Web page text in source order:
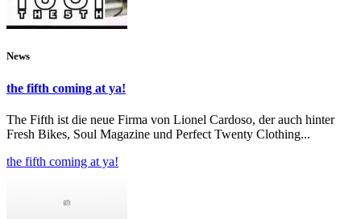
News
the fifth coming at ya!
The Fifth ist die neue Firma von Lionel Cardoso, der auch hinter
Fresh Bikes, Soul Magazine und Perfect Twenty Clothing...
the fifth coming at ya!